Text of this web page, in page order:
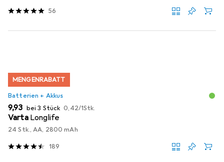
56
MENGENRABATT
Batterien + Akkus
EUR
9,93 bei 3 Stück EUR
0,42/1Stk.
Varta Longlife
24 Stk., AA, 2800 mAh
189